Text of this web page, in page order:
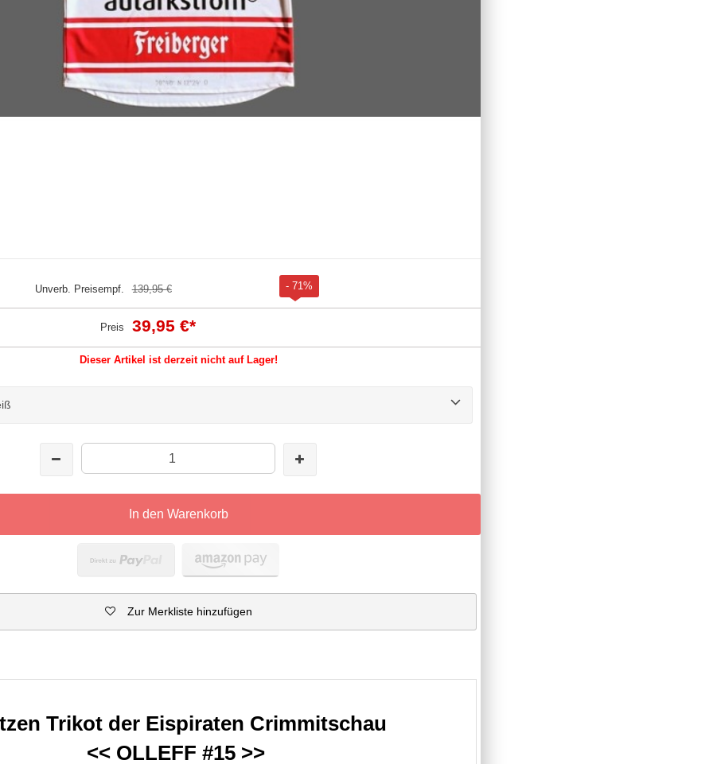
Unverb. Preisempf. 139,95 € - 71%
Preis 39,95 €*
Dieser Artikel ist derzeit nicht auf Lager!
weiß
In den Warenkorb
Zur Merkliste hinzufügen
Trikot der Eispiraten Crimmitschau
<< OLLEFF #15 >>